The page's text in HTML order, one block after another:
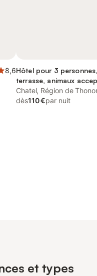
8,6Hôtel pour 3
terrasse, animaux
Chatel, Région de
dès110 €par nuit
et types